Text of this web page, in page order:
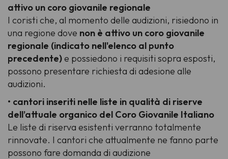
attivo un coro giovanile regionale
I coristi che, al momento delle audizioni, risiedono in
una regione dove non è attivo un coro giovanile
regionale (indicato nell'elenco al punto
precedente)e possiedono i requisiti sopra esposti,
possono presentare richiesta di adesione alle
audizioni.
• cantori inseriti nelle liste in qualità di riserve
dell’attuale organico del Coro Giovanile Italiano
Le liste di riserva esistenti verranno totalmente
rinnovate. I cantori che attualmente ne fanno parte
possono fare domanda di audizione